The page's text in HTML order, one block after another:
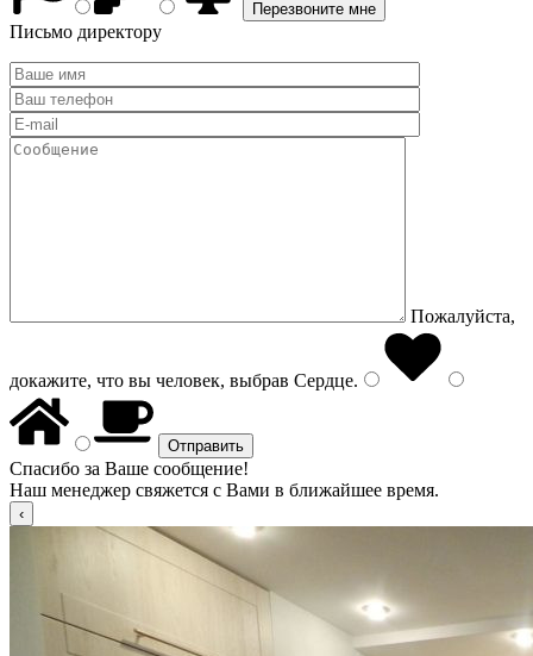
Письмо директору
Пожалуйста,
докажите, что вы человек, выбрав Сердце.
Спасибо за Ваше сообщение!
Наш менеджер свяжется с Вами в ближайшее время.